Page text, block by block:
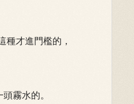
才進門檻的，
霧水的。